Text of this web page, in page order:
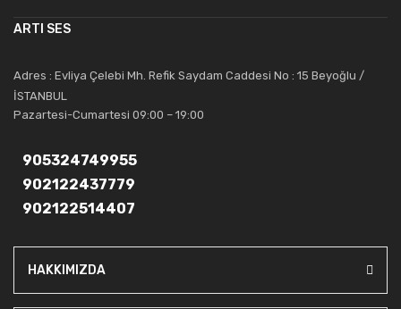
saygıdeğer yerini kazanmıştır.
Artı Ses, güler yüzü ve deneyimi ile bu gün ve gelecekte
güvenebileceğiniz bir tercihtir.
ARTI SES
Adres : Evliya Çelebi Mh. Refik Saydam Caddesi No : 15 Beyoğlu /
İSTANBUL
Pazartesi-Cumartesi 09:00 – 19:00
905324749955
902122437779
902122514407
HAKKIMIZDA